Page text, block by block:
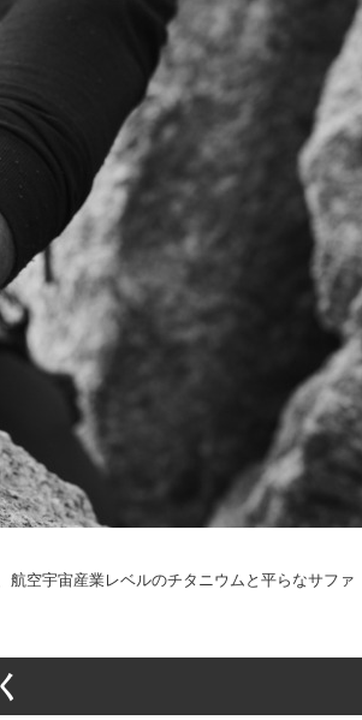
空宇宙産業レベルのチタニウムと平らなサファ